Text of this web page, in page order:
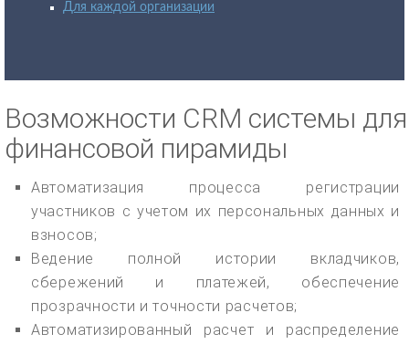
Для каждой организации
Возможности CRM системы для
финансовой пирамиды
Автоматизация процесса регистрации
участников с учетом их персональных данных и
взносов;
Ведение полной истории вкладчиков,
сбережений и платежей, обеспечение
прозрачности и точности расчетов;
Автоматизированный расчет и распределение